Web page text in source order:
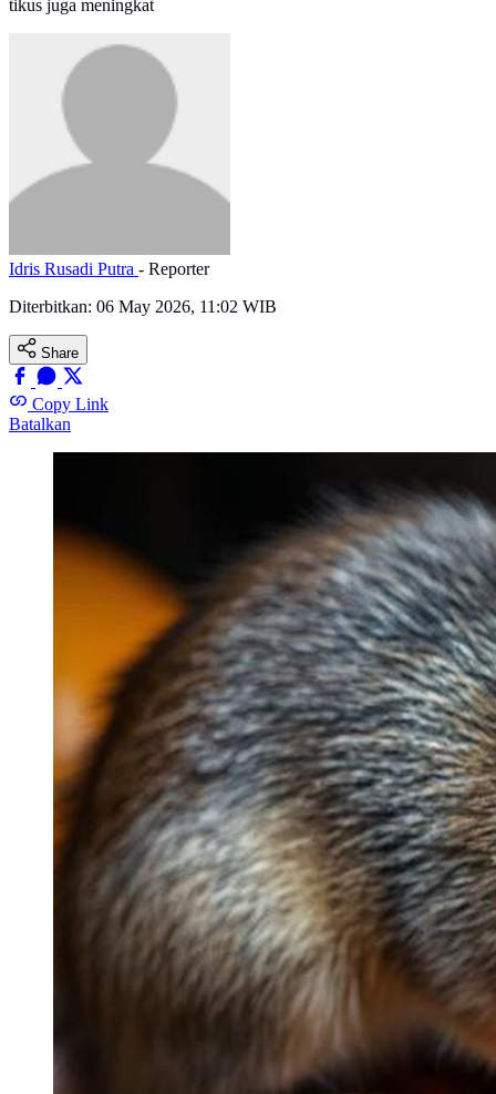
tikus juga meningkat
Idris Rusadi Putra - Reporter
Diterbitkan: 06 May 2026, 11:02 WIB
Share
Copy Link
Batalkan